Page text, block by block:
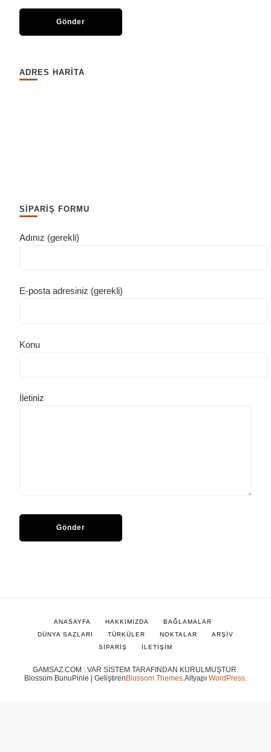
ADRES HARİTA
SİPARİŞ FORMU
Adınız (gerekli)
E-posta adresiniz (gerekli)
Konu
İletiniz
GAMSAZ.COM : VAR SİSTEM TARAFINDAN KURULMUŞTUR.
Blossom BunuPinle | Geliştiren Blossom Themes .Altyapı WordPress
ANASAYFA HAKKIMIZDA
BAĞLAMALAR
DÜNYA SAZLARI
TÜRKÜLER NOKTALAR
ARŞİV
SİPARİŞ
İLETİŞİM